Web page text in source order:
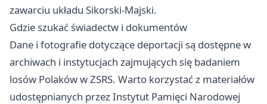
zawarciu układu Sikorski-Majski.
Gdzie szukać świadectw i dokumentów
Dane i fotografie dotyczące deportacji są dostępne w
archiwach i instytucjach zajmujących się badaniem
losów Polaków w ZSRS. Warto korzystać z materiałów
udostępnianych przez Instytut Pamięci Narodowej